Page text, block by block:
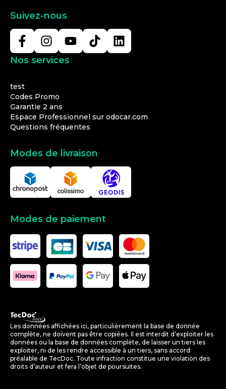
Suivez-nous
Nos services
test
Codes Promo
Garantie 2 ans
Espace Professionnel sur odocar.com
Questions fréquentes
Modes de livraison
Modes de paiement
Les données affichées ici, particulièrement la base de donnée
complète, ne doivent pas être copiées. Il est interdit d’exploiter les
données ou la base de données complète, de laisser un tiers les
exploiter, ni de les rendre accessible à un tiers, sans accord
préalable de TecDoc. Toute infraction constitue une violation des
droits d’auteur et fera l’objet de poursuites.